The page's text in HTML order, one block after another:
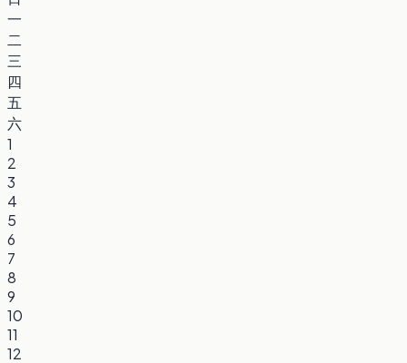
一
二
三
四
五
六
1
2
3
4
5
6
7
8
9
10
11
12